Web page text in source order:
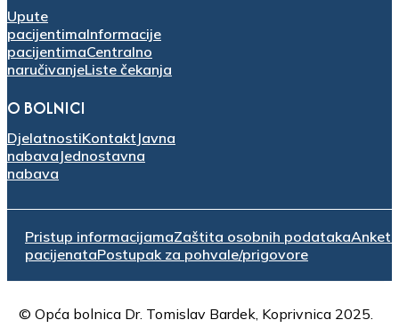
Upute
pacijentimaInformacije
pacijentimaCentralno
naručivanjeListe čekanja
O BOLNICI
DjelatnostiKontakt Javna
nabava Jednostavna
nabava
Pristup informacijamaZaštita osobnih podatakaAnketa
pacijenataPostupak za pohvale/prigovore
© Opća bolnica Dr. Tomislav Bardek, Koprivnica 2025.